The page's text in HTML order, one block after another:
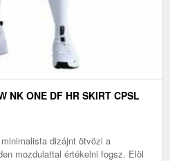
NK ONE DF HR SKIRT CPSL
dizájnt ötvözi a
mozdulattal értékelni fogsz. Elöl